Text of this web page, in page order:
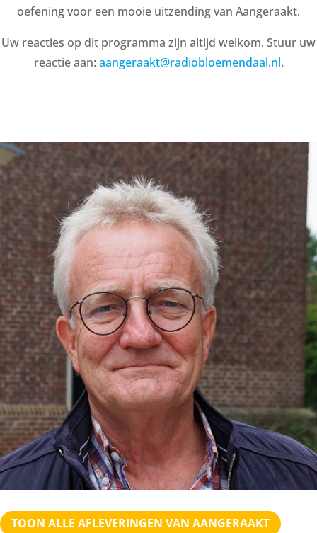
oefening voor een mooie uitzending van Aangeraakt.
Uw reacties op dit programma zijn altijd welkom. Stuur uw
reactie aan: aangeraakt@radiobloemendaal.nl.
TOON ALLE AFLEVERINGEN VAN AANGERAAKT